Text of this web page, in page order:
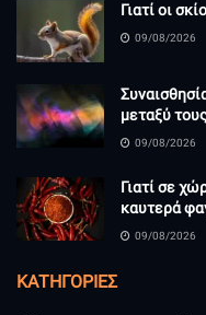
Γιατί οι
09/08/2026
μεταξύ
09/08/2026
Γιατί σε
καυτερά
09/08/2026
KΑΤΗΓΟΡΊΕΣ